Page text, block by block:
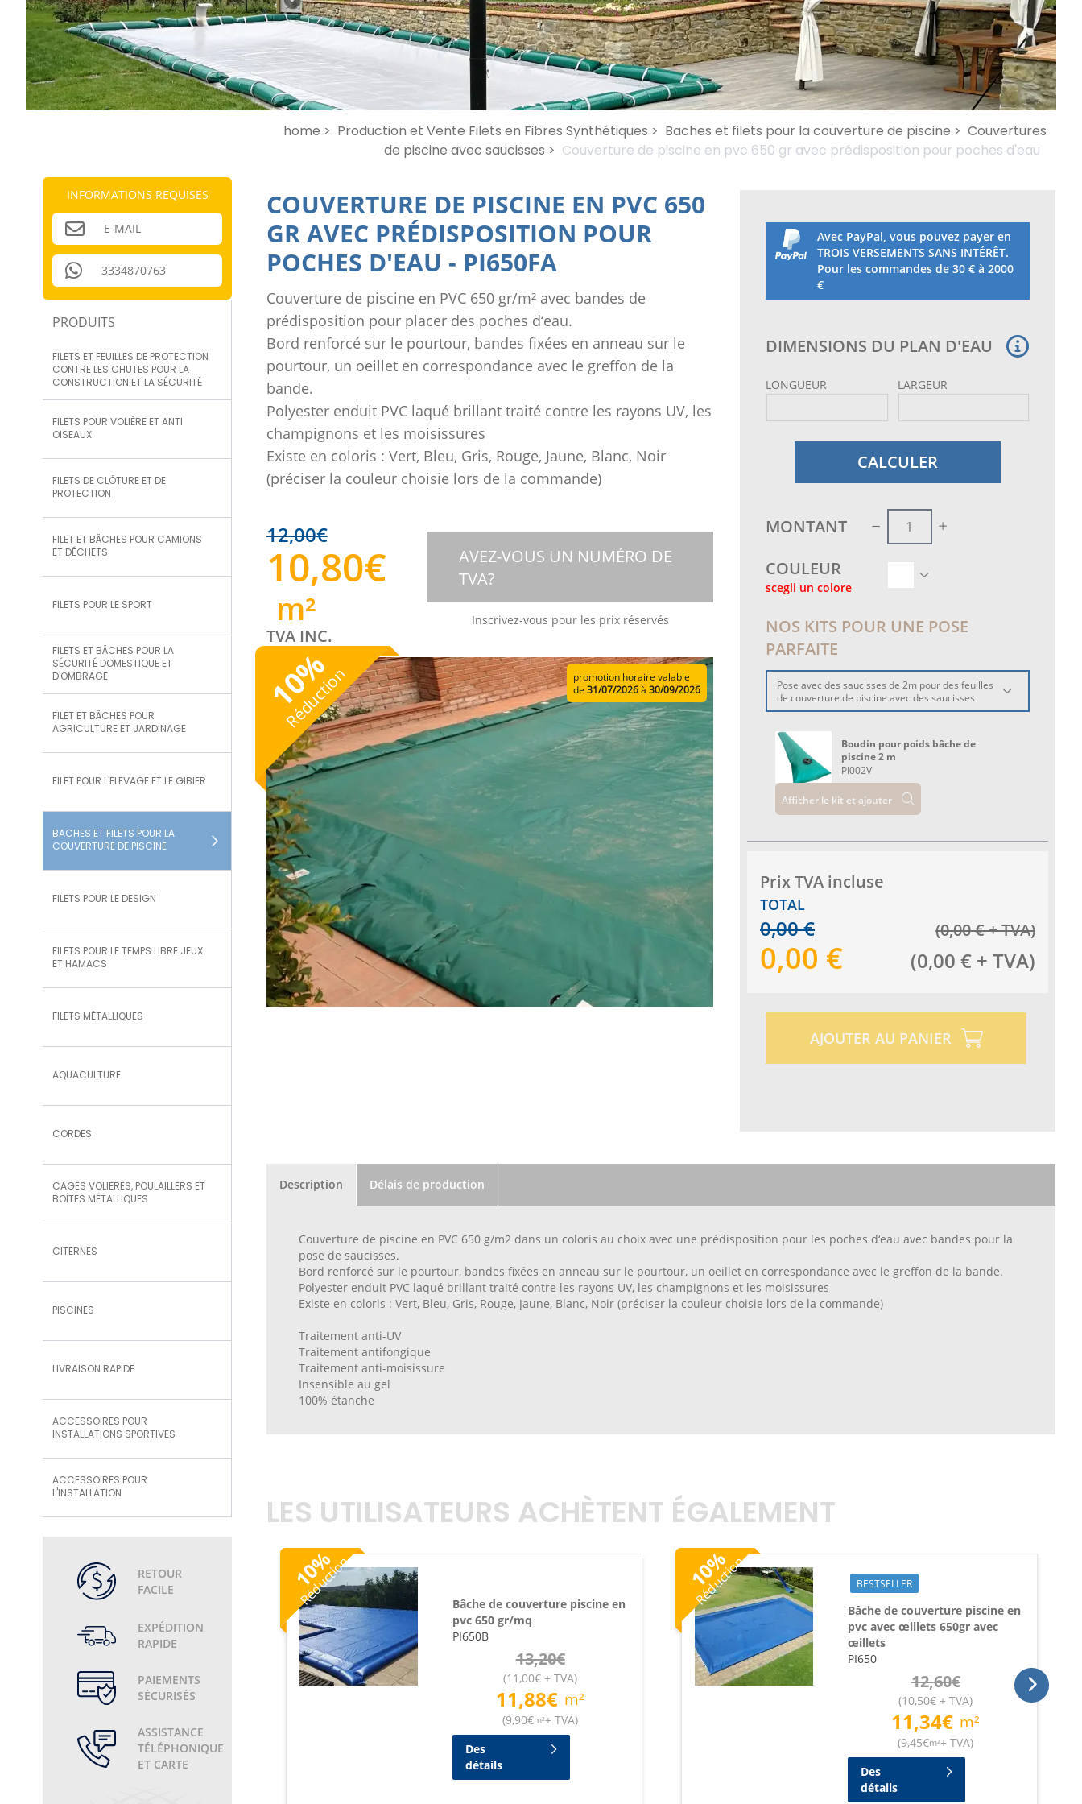
INFORMATIONS REQUISES
E-MAIL
3334870763
PRODUITS
FILETS ET FEUILLES DE PROTECTION
CONTRE LES CHUTES POUR LA
CONSTRUCTION ET LA SÉCURITÉ
FILETS POUR VOLIÈRE ET ANTI
OISEAUX
FILETS DE CLÔTURE ET DE
PROTECTION
FILET ET BÂCHES POUR CAMIONS
ET DÉCHETS
FILETS POUR LE SPORT
FILETS ET BÂCHES POUR LA
SÉCURITÉ DOMESTIQUE ET
D'OMBRAGE
FILET ET BÂCHES POUR
AGRICULTURE ET JARDINAGE
FILET POUR L'ÉLEVAGE ET LE GIBIER
BACHES ET FILETS POUR LA
COUVERTURE DE PISCINE
FILETS POUR LE DESIGN
FILETS POUR LE TEMPS LIBRE JEUX
ET HAMACS
FILETS MÉTALLIQUES
AQUACULTURE
CORDES
CAGES VOLIÈRES, POULAILLERS ET
BOÎTES MÉTALLIQUES
CITERNES
PISCINES
LIVRAISON RAPIDE
ACCESSOIRES POUR
INSTALLATIONS SPORTIVES
ACCESSOIRES POUR
L'INSTALLATION
RETOUR
FACILE
EXPÉDITION
RAPIDE
PAIEMENTS
SÉCURISÉS
ASSISTANCE
TÉLÉPHONIQUE
ET CARTE
home > Production et Vente Filets en Fibres Synthétiques > Baches et filets pour la couverture de piscine > Couvertures
de piscine avec saucisses > Couverture de piscine en pvc 650 gr avec prédisposition pour poches d'eau
COUVERTURE DE PISCINE EN PVC 650
GR AVEC PRÉDISPOSITION POUR
POCHES D'EAU - PI650FA
Couverture de piscine en PVC 650 gr/m² avec bandes de
prédisposition pour placer des poches d‘eau.
Bord renforcé sur le pourtour, bandes fixées en anneau sur le
pourtour, un oeillet en correspondance avec le greffon de la
bande.
Polyester enduit PVC laqué brillant traité contre les rayons UV, les
champignons et les moisissures
Existe en coloris : Vert, Bleu, Gris, Rouge, Jaune, Blanc, Noir
(préciser la couleur choisie lors de la commande)
12,00€
10,80€
m²
TVA INC.
AVEZ-VOUS UN NUMÉRO DE
TVA?
Inscrivez-vous pour les prix réservés
10
%
Réduction
promotion horaire valable
de 31/07/2026 à 30/09/2026
Avec PayPal, vous pouvez payer en
TROIS VERSEMENTS SANS INTÉRÊT.
Pour les commandes de 30 € à 2000
€
DIMENSIONS DU PLAN D'EAU
LONGUEUR LARGEUR
CALCULER
MONTANT
COULEUR
scegli un colore
NOS KITS POUR UNE POSE
PARFAITE
Pose avec des saucisses de 2m pour des feuilles
de couverture de piscine avec des saucisses
Boudin pour poids bâche de
piscine 2 m
PI002V
Afficher le kit et ajouter
Prix ​​TVA incluse
TOTAL
0,00€ (0,00€+ TVA)
0,00 € (0,00 € + TVA)
AJOUTER AU PANIER
Description Délais de production
Couverture de piscine en PVC 650 g/m2 dans un coloris au choix avec une prédisposition pour les poches d‘eau avec bandes pour la
pose de saucisses.
Bord renforcé sur le pourtour, bandes fixées en anneau sur le pourtour, un oeillet en correspondance avec le greffon de la bande.
Polyester enduit PVC laqué brillant traité contre les rayons UV, les champignons et les moisissures
Existe en coloris : Vert, Bleu, Gris, Rouge, Jaune, Blanc, Noir (préciser la couleur choisie lors de la commande)
Traitement anti-UV
Traitement antifongique
Traitement anti-moisissure
Insensible au gel
100% étanche
LES UTILISATEURS ACHÈTENT ÉGALEMENT
10
%
Réduction
Bâche de couverture piscine en
pvc 650 gr/mq
PI650B
13,20€
(11,00€ + TVA)
11,88€ m²
(9,90€m²+ TVA)
Des
détails
10
%
Réduction BESTSELLER
Bâche de couverture piscine en
pvc avec œillets 650gr avec
œillets
PI650
12,60€
(10,50€ + TVA)
11,34€ m²
(9,45€m²+ TVA)
Des
détails